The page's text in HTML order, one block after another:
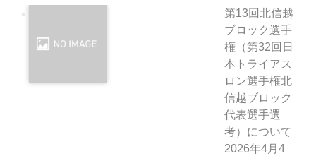
第13回北信越
ブロック選手
権（第32回日
本トライアス
ロン選手権北
信越ブロック
代表選手選
考）について
2026年4月4